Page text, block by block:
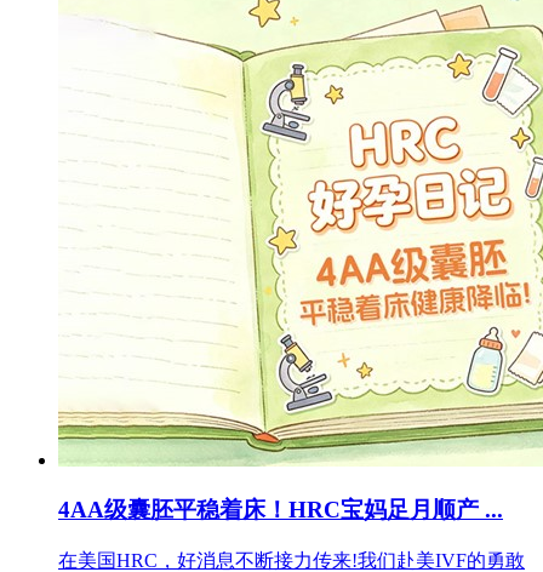
4AA级囊胚平稳着床！HRC宝妈足月顺产 ...
在美国HRC，好消息不断接力传来!我们赴美IVF的勇敢